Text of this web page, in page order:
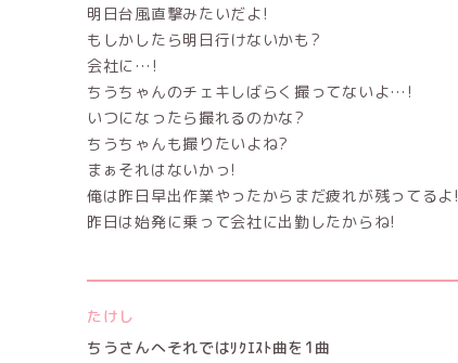
明日台風直撃みたいだよ!
もしかしたら明日行けないかも?
会社に…!
ちうちゃんのチェキしばらく撮ってないよ…!
いつになったら撮れるのかな?
ちうちゃんも撮りたいよね?
まぁそれはないかっ!
俺は昨日早出作業やったからまだ疲れが残ってるよ!
昨日は始発に乗って会社に出勤したからね!
たけし
ちうさんへそれではﾘｸｴｽﾄ曲を1曲